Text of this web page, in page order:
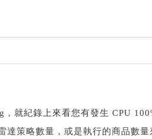
就紀錄上來看您有發生 CPU
達策略數量，或是執行的商品數量